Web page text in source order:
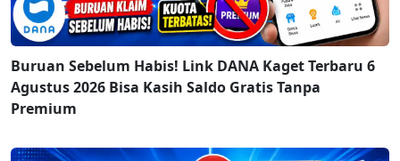
Buruan Sebelum Habis! Link DANA Kaget Terbaru 6
Agustus 2026 Bisa Kasih Saldo Gratis Tanpa
Premium